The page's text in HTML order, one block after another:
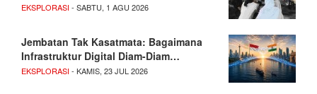
EKSPLORASI- SABTU, 1 AGU 2026
Jembatan Tak Kasatmata: Bagaimana
Infrastruktur Digital Diam-Diam…
EKSPLORASI- KAMIS, 23 JUL 2026